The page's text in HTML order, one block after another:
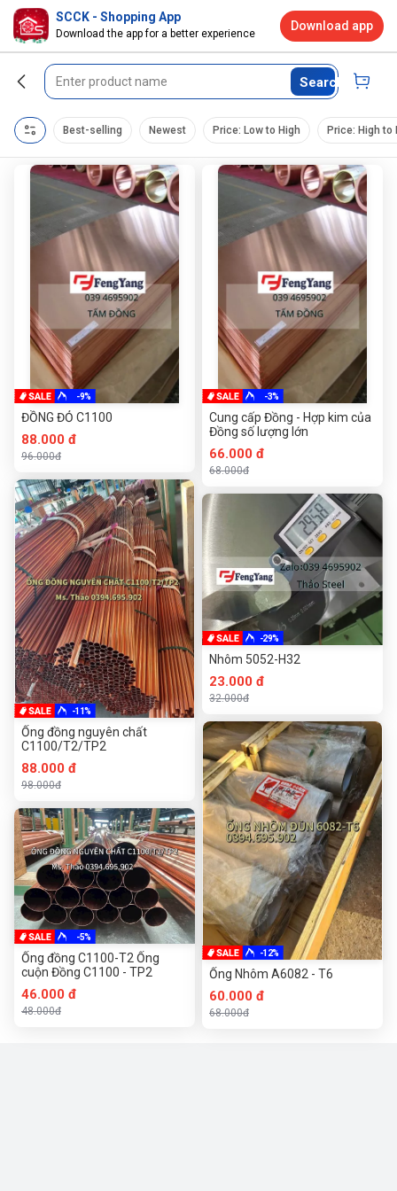
Search
Best-selling Newest Price: Low to High Price: High to
-9%
ĐỒNG ĐỎ C1100
88.000 đ
96.000đ
-11%
Ống đồng nguyên chất
C1100/T2/TP2
88.000 đ
98.000đ
-5%
Ống đồng C1100-T2 Ống
cuộn Đồng C1100 - TP2
46.000 đ
48.000đ
-3%
Cung cấp Đồng - Hợp kim của
Đồng số lượng lớn
66.000 đ
68.000đ
-29%
Nhôm 5052-H32
23.000 đ
32.000đ
-12%
Ống Nhôm A6082 - T6
60.000 đ
68.000đ
SCCK - Shopping App
Download the app for a better experience
Download app